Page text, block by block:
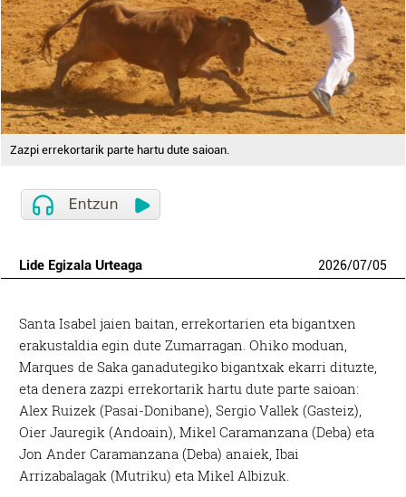
Zazpi errekortarik parte hartu dute saioan.
Lide Egizala Urteaga 2026/07/05
Santa Isabel jaien baitan, errekortarien eta bigantxen
erakustaldia egin dute Zumarragan. Ohiko moduan,
Marques de Saka ganadutegiko bigantxak ekarri dituzte,
eta denera zazpi errekortarik hartu dute parte saioan:
Alex Ruizek (Pasai-Donibane), Sergio Vallek (Gasteiz),
Oier Jauregik (Andoain), Mikel Caramanzana (Deba) eta
Jon Ander Caramanzana (Deba) anaiek, Ibai
Arrizabalagak (Mutriku) eta Mikel Albizuk.